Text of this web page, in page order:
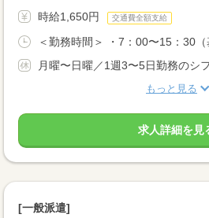
時給1,650円 交通費全額支給
＜勤務時間＞ ・7：00〜15：30（
月曜〜日曜／1週3〜5日勤務のシ
もっと見る
求人詳細を見
[一般派遣]